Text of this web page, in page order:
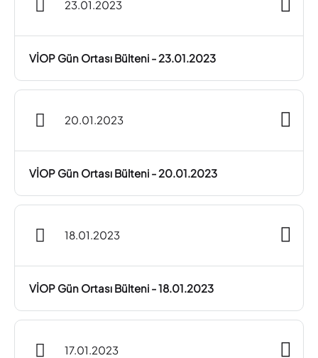
23.01.2023
VİOP Gün Ortası Bülteni - 23.01.2023
20.01.2023
VİOP Gün Ortası Bülteni - 20.01.2023
18.01.2023
VİOP Gün Ortası Bülteni - 18.01.2023
17.01.2023